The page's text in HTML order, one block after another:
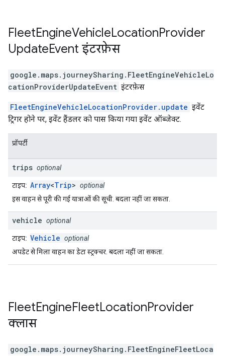
FleetEngineVehicleLocationProvider
UpdateEvent इंटरफ़ेस
google.maps.journeySharing . FleetEngineVehicleLo
cationProviderUpdateEvent इंटरफ़ेस
FleetEngineVehicleLocationProvider.update इवेंट
ट्रिगर होने पर, इवेंट हैंडलर को पास किया गया इवेंट ऑब्जेक्ट.
प्रॉपर्टी
trips optional
टाइप: Array<Trip> optional
इस वाहन से पूरी की गई यात्राओं की सूची. बदला नहीं जा सकता.
vehicle optional
टाइप: Vehicle optional
अपडेट से मिला वाहन का डेटा स्ट्रक्चर. बदला नहीं जा सकता.
FleetEngineFleetLocationProvider
क्लास
google.maps.journeySharing . FleetEngineFleetLoca